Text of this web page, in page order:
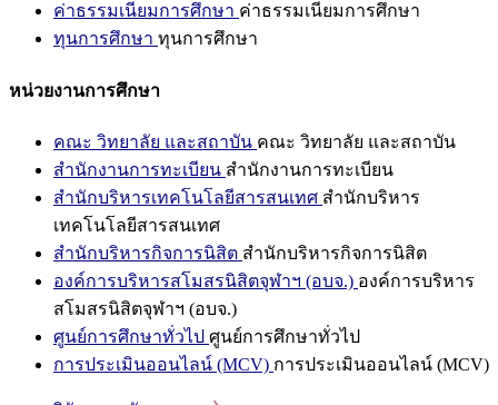
ค่าธรรมเนียมการศึกษา ค่าธรรมเนียมการศึกษา
ทุนการศึกษา ทุนการศึกษา
หน่วยงานการศึกษา
คณะ วิทยาลัย และสถาบัน คณะ วิทยาลัย และสถาบัน
สำนักงานการทะเบียน สำนักงานการทะเบียน
สำนักบริหารเทคโนโลยีสารสนเทศ สำนักบริหาร
เทคโนโลยีสารสนเทศ
สำนักบริหารกิจการนิสิต สำนักบริหารกิจการนิสิต
องค์การบริหารสโมสรนิสิตจุฬาฯ (อบจ.) องค์การบริหาร
สโมสรนิสิตจุฬาฯ (อบจ.)
ศูนย์การศึกษาทั่วไป ศูนย์การศึกษาทั่วไป
การประเมินออนไลน์ (MCV) การประเมินออนไลน์ (MCV)